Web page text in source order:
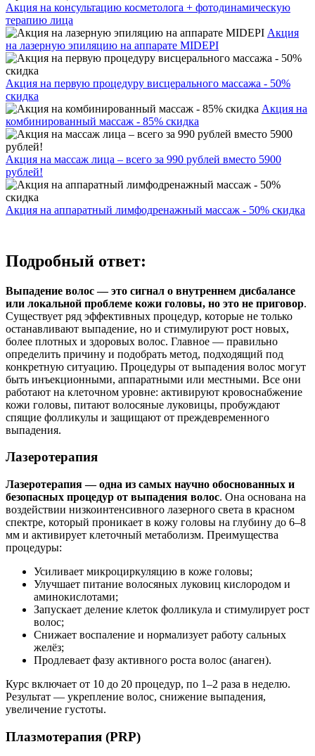
Акция на консультацию косметолога + фотодинамическую
терапию лица
Акция
на лазерную эпиляцию на аппарате MIDEPI
Акция на первую процедуру висцерального массажа - 50%
скидка
Акция на
комбинированный массаж - 85% скидка
Акция на массаж лица – всего за 990 рублей вместо 5900
рублей!
Акция на аппаратный лимфодренажный массаж - 50% скидка
Подробный ответ:
Выпадение волос — это сигнал о внутреннем дисбалансе
или локальной проблеме кожи головы, но это не приговор.
Существует ряд эффективных процедур, которые не только
останавливают выпадение, но и стимулируют рост новых,
более плотных и здоровых волос. Главное — правильно
определить причину и подобрать метод, подходящий под
конкретную ситуацию. Процедуры от выпадения волос могут
быть инъекционными, аппаратными или местными. Все они
работают на клеточном уровне: активируют кровоснабжение
кожи головы, питают волосяные луковицы, пробуждают
спящие фолликулы и защищают от преждевременного
выпадения.
Лазеротерапия
Лазеротерапия — одна из самых научно обоснованных и
безопасных процедур от выпадения волос. Она основана на
воздействии низкоинтенсивного лазерного света в красном
спектре, который проникает в кожу головы на глубину до 6–8
мм и активирует клеточный метаболизм. Преимущества
процедуры:
Усиливает микроциркуляцию в коже головы;
Улучшает питание волосяных луковиц кислородом и
аминокислотами;
Запускает деление клеток фолликула и стимулирует рост
волос;
Снижает воспаление и нормализует работу сальных
желёз;
Продлевает фазу активного роста волос (анаген).
Курс включает от 10 до 20 процедур, по 1–2 раза в неделю.
Результат — укрепление волос, снижение выпадения,
увеличение густоты.
Плазмотерапия (PRP)